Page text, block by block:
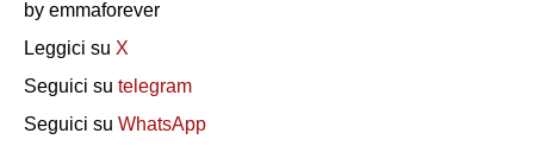
by emmaforever
Leggici su X
Seguici su telegram
Seguici su WhatsApp